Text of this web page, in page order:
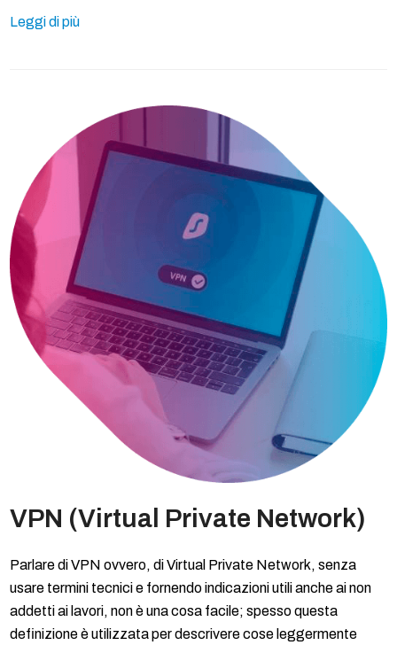
Leggi di più
VPN (Virtual Private Network)
Parlare di VPN ovvero, di Virtual Private Network, senza
usare termini tecnici e fornendo indicazioni utili anche ai non
addetti ai lavori, non è una cosa facile; spesso questa
definizione è utilizzata per descrivere cose leggermente